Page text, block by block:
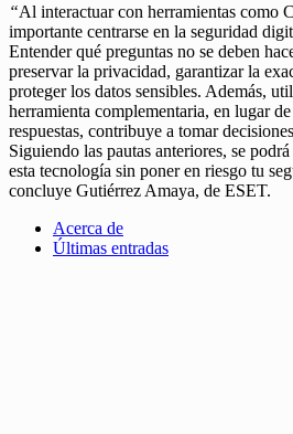
“Al interactuar con herramientas como
importante centrarse en la seguridad
Entender qué preguntas no se deben
preservar la privacidad, garantizar la
proteger los datos sensibles. Además,
herramienta complementaria, en lugar
respuestas, contribuye a tomar
Siguiendo las pautas anteriores, se
esta tecnología sin poner en riesgo tu
concluye Gutiérrez Amaya, de ESET.
Acerca de
Últimas entradas